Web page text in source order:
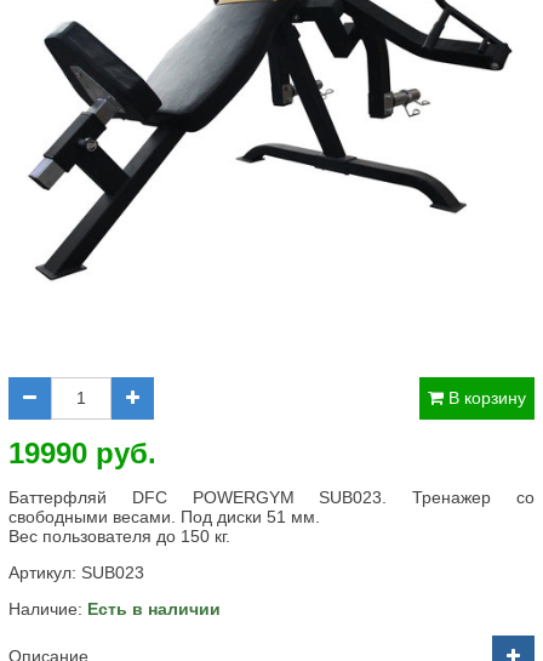
В корзину
19990 руб.
Баттерфляй DFC POWERGYM SUB023. Тренажер со
свободными весами. Под диски 51 мм.
Вес пользователя до 150 кг.
Артикул: SUB023
Наличие: Есть в наличии
Описание